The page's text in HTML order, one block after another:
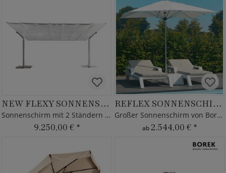
NEW FLEXY SONNENSCHUTZ
Sonnenschirm mit 2 Ständern - Borek - kippbar
9.250,00 € *
REFLEX SONNENSCHIRM
Großer Sonnenschirm von Borek - 3x4m - rechteckig
ab2.544,00 € *